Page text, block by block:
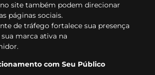
site também podem direcionar
páginas sociais.
de tráfego fortalece sua presença
marca ativa na
com Seu Público